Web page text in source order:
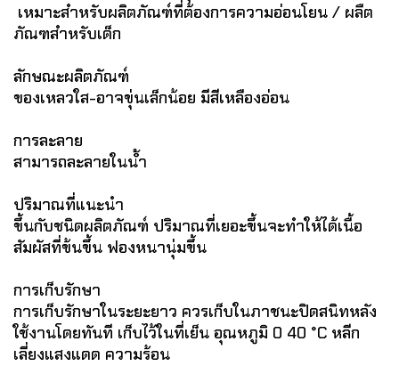
เหมาะสำหรับผลิตภัณฑ์ที่ต้องการความอ่อนโยน / ผลืต
ภัณฑสำหรับเด็ก
ลักษณะผลิตภัณฑ์
ของเหลวใส-อาจขุ่นเล็กน้อย มีสีเหลืองอ่อน
การละลาย
สามารถละลายในน้ำ
ปริมาณที่แนะนำ
ขึ้นกับชนิดผลิตภัณฑ์ ปริมาณที่เยอะขึ้นจะทำให้ได้เนื้อ
สัมผัสที่ข้นขึ้น ฟองหนานุ่มขึ้น
การเก็บรักษา
การเก็บรักษาในระยะยาว ควรเก็บในภาชนะปิดสนิทหลัง
ใช้งานโดยทันที เก็บไว้ในที่เย็น อุณหภูมิ 0 40 °C หลีก
เลี่ยงแสงแดด ความร้อน